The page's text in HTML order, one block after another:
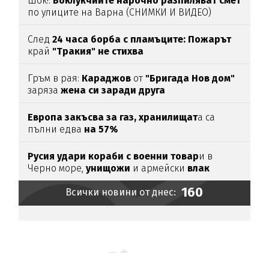
по улиците на Варна (СНИМКИ И ВИДЕО)
След 24 часа борба с пламъците: Пожарът
край "Тракия" не стихва
Гръм в рая: Караджов от "Бригада Нов дом"
зарязажена си заради друга
Европа закъсва за газ, хранилищата са
пълни едва на 57%
Русия удари кораби с военни товари в
Черно море,унищожи и армейски влак
(ВИДЕО)
Всички новини от днес: 160